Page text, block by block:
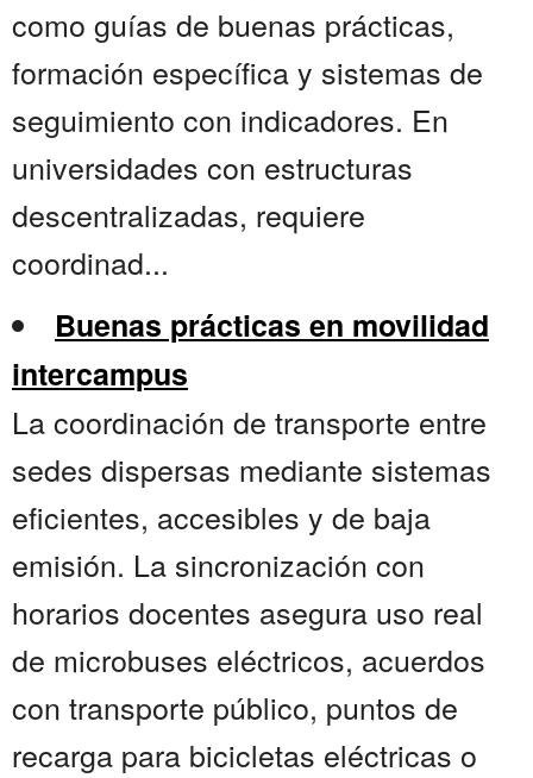
como guías de buenas prácticas,
formación específica y sistemas de
seguimiento con indicadores. En
universidades con estructuras
descentralizadas, requiere
coordinad...
Buenas prácticas en movilidad
intercampus
La coordinación de transporte entre
sedes dispersas mediante sistemas
eficientes, accesibles y de baja
emisión. La sincronización con
horarios docentes asegura uso real
de microbuses eléctricos, acuerdos
con transporte público, puntos de
recarga para bicicletas eléctricas o